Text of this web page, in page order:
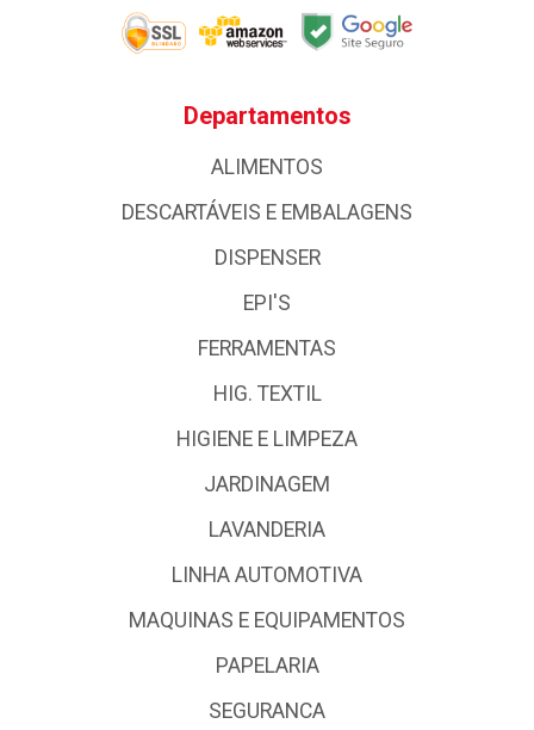
Departamentos
ALIMENTOS
DESCARTÁVEIS E EMBALAGENS
DISPENSER
EPI'S
FERRAMENTAS
HIG. TEXTIL
HIGIENE E LIMPEZA
JARDINAGEM
LAVANDERIA
LINHA AUTOMOTIVA
MAQUINAS E EQUIPAMENTOS
PAPELARIA
SEGURANCA